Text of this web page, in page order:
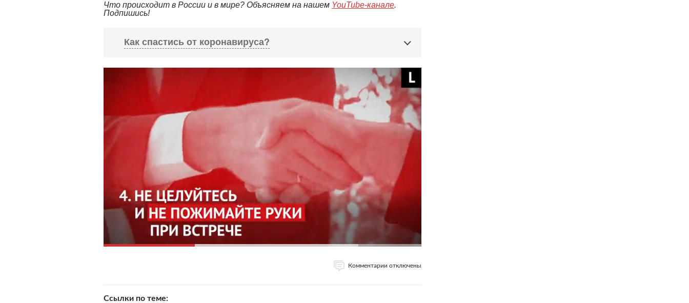
Что происходит в России и в мире? Объясняем на нашем YouTube-канале.
Подпишись!
Как спастись от коронавируса?
Старайтесь не выходить из дома без необходимости
Зачем это нужно?Вирус распространяется в общественных местах —
старайтесь их избегать. Домашний режим особенно важно соблюдать людям
старше 65 лет и тем, кто страдает хроническими заболеваниями. Молодым стоит
воздержаться от личного общения с родителями, бабушками и дедушками и
пожилыми людьми вообще. Старайтесь поддерживать контакты по телефону или
через интернет — это поможет уберечь пожилых людей от опасности заражения.
Соблюдайте дистанцию в общественных местах
Зачем это нужно?Кашляя или чихая, человек с респираторной инфекцией,
такой как COVID-19, распространяет вокруг себя мельчайшие капли,
содержащие вирус. Если вы находитесь слишком близко, то можете заразиться
вирусом при вдыхании воздуха. Держитесь от людей на расстоянии как
минимум один метр, особенно если у кого-то из них кашель, насморк или
Комментарии отключены
Ссылки по теме